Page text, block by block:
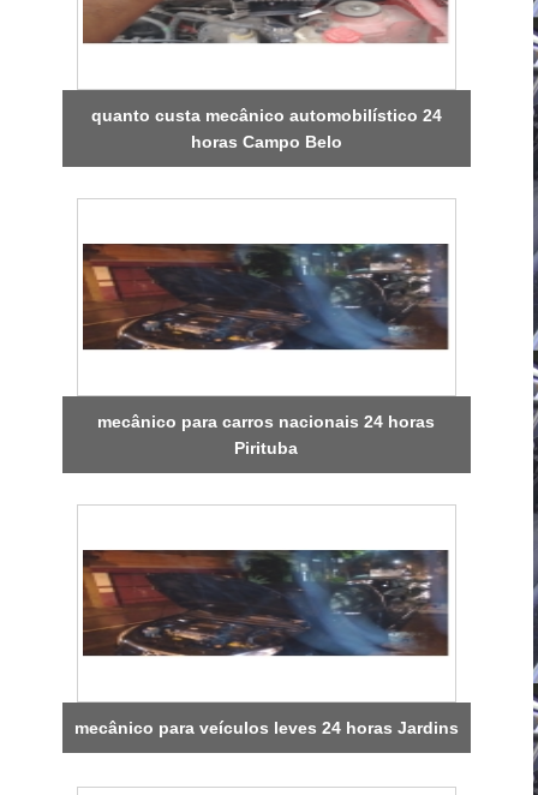
quanto custa mecânico automobilístico 24
horas Campo Belo
mecânico para carros nacionais 24 horas
Pirituba
mecânico para veículos leves 24 horas Jardins